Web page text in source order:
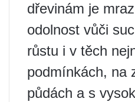
dřevinám je
odolnost vůči
růstu i v těch
podmínkách, na
půdách a s